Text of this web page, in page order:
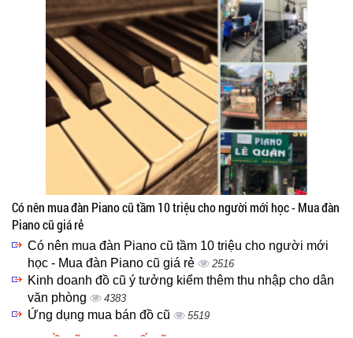
Có nên mua đàn Piano cũ tầm 10 triệu cho người mới học - Mua đàn
Piano cũ giá rẻ
Có nên mua đàn Piano cũ tầm 10 triệu cho người mới
học - Mua đàn Piano cũ giá rẻ
2516
Kinh doanh đồ cũ ý tưởng kiểm thêm thu nhập cho dân
văn phòng
4383
Ứng dụng mua bán đồ cũ 5519